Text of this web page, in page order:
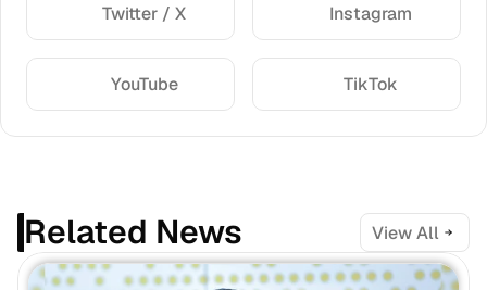
Twitter / X Instagram
YouTube TikTok
Related News View All